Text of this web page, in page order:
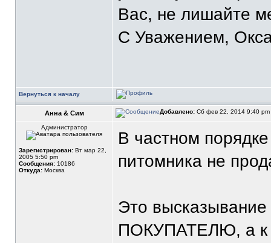
Вас, не лишайте
С Уважением,
Вернуться к началу
Анна & Сим Добавлено: Сб фев 22, 2014 9:40 pm
Администратор
Зарегистрирован: Вт мар 22,
2005 5:50 pm
Сообщения: 10186
Откуда: Москва
В частном
питомника не
Это
ПОКУПАТЕЛЮ, а